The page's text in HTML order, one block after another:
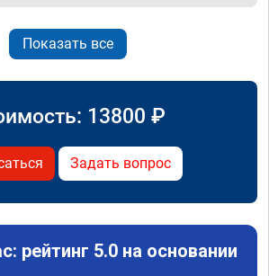
Показать все
13800 ₽
Задать вопрос
рейтинг 5.0 на основании